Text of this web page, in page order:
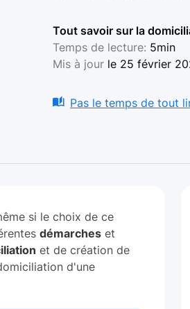
Tout savoir sur la
Temps de lecture: 5min
Mis à jour le 25 février
Pas le temps de tout
si le choix de ce
démarches et
et de création de
d'une